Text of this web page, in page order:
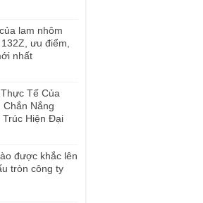
lam nhôm
ưu điểm,
nhất
Tế Của
Chắn Nắng
Trúc Hiện Đại
được khắc lên
tròn công ty